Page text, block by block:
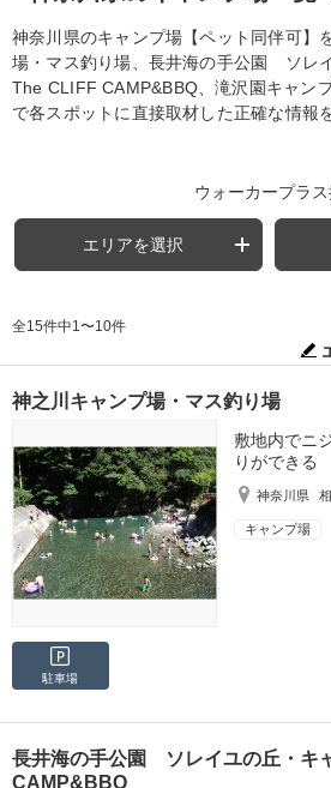
神奈川県のキャンプ場【ペット同伴可】
場・マス釣り場、長井海の手公園 ソレ
The CLIFF CAMP&BBQ、滝沢園キャン
で各スポットに直接取材した正確な情報
ウォーカープラ
エリアを選択
全15件中1〜10件
神之川キャンプ場・マス釣り場
敷地内でニ
りができる
神奈川県
キャンプ場
駐車場
長井海の手公園 ソレイユの丘・キ
CAMP&BBQ